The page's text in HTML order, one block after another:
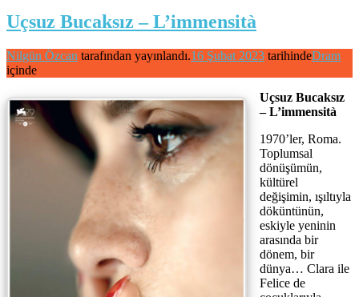
Uçsuz Bucaksız – L’immensità
Nilgün Özcan tarafından yayınlandı.16 Şubat 2023 tarihindeDram
içinde
Uçsuz Bucaksız
– L’immensità
1970’ler, Roma.
Toplumsal
dönüşümün,
kültürel
değişimin, ışıltıyla
döküntünün,
eskiyle yeninin
arasında bir
dönem, bir
dünya… Clara ile
Felice de